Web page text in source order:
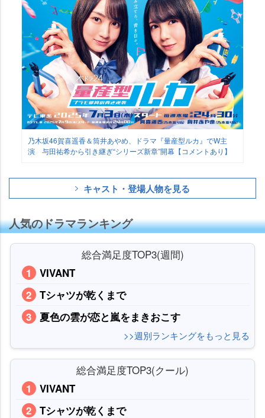
乃木坂46賀喜遥香＆筒井あやめ、ドラマ『量産型ルカ』でW主
演 与田祐希から引き継ぎ“シリーズ新章”開幕【コメントあり】
キャスト・登場人物を見る
人気のドラマランキング
総合満足度TOP3(週間)
VIVANT
Tシャツが乾くまで
夏色の雲が恋と嵐をまきおこす
>>週別ランキングをもっと見る
総合満足度TOP3(クール)
VIVANT
Tシャツが乾くまで